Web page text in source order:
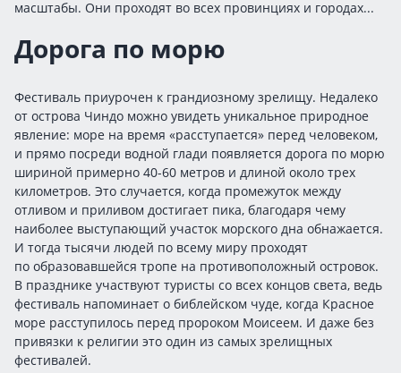
масштабы. Они проходят во всех провинциях и городах...
Дорога по морю
Фестиваль приурочен к грандиозному зрелищу. Недалеко
от острова Чиндо можно увидеть уникальное природное
явление: море на время «расступается» перед человеком,
и прямо посреди водной глади появляется дорога по морю
шириной примерно 40-60 метров и длиной около трех
километров. Это случается, когда промежуток между
отливом и приливом достигает пика, благодаря чему
наиболее выступающий участок морского дна обнажается.
И тогда тысячи людей по всему миру проходят
по образовавшейся тропе на противоположный островок.
В празднике участвуют туристы со всех концов света, ведь
фестиваль напоминает о библейском чуде, когда Красное
море расступилось перед пророком Моисеем. И даже без
привязки к религии это один из самых зрелищных
фестивалей.